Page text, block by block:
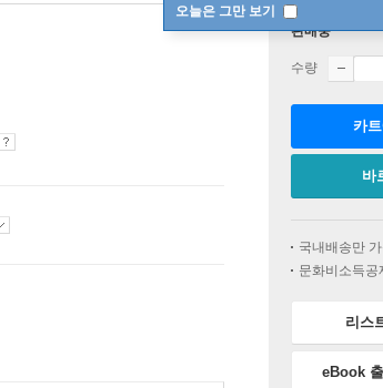
오늘은 그만 보기
판매중
수량
카트
바
국내배송만
문화비소득공
리스
eBook